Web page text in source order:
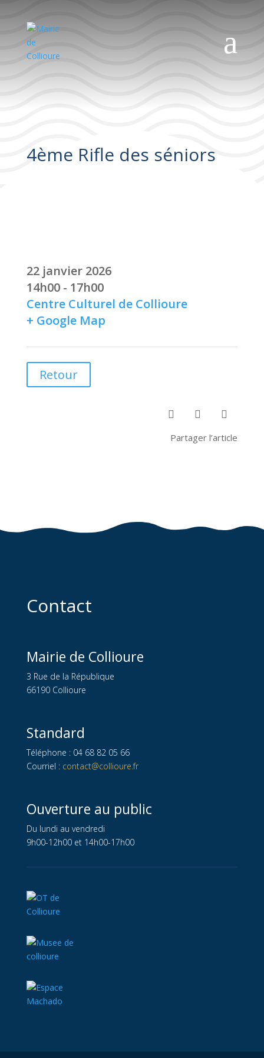
a
4ème Rifle des séniors
22 janvier 2026
14h00 - 17h00
Centre Culturel de Collioure
+ Google Map
Retour
 

Partager l’article
Contact
Mairie de Collioure
3 Rue de la République
66190 Collioure
Standard
Téléphone : 04 68 82 05 66
Courriel : contact@collioure.fr
Ouverture au public
Du lundi au vendredi
9h00-12h00 et 14h00-17h00